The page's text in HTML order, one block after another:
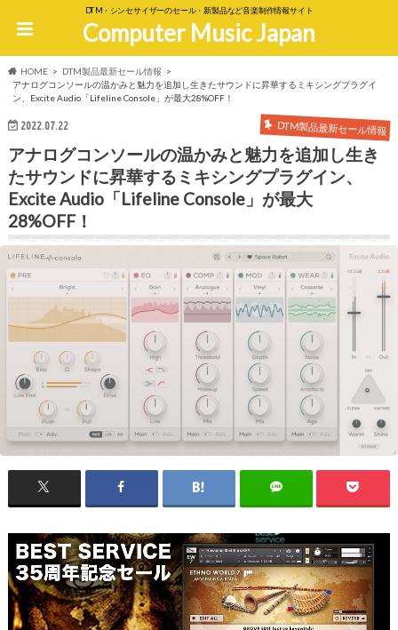
DTM・シンセサイザーのセール・新製品など音楽制作情報サイト
Computer Music Japan
HOME
DTM製品最新セール情報
アナログコンソールの温かみと魅力を追加し生きたサウンドに昇華するミキシングプラグイ
ン、Excite Audio「Lifeline Console」が最大28%OFF！
2022.07.22 DTM製品最新セール情報
アナログコンソールの温かみと魅力を追加し生き
たサウンドに昇華するミキシングプラグイン、
Excite Audio「Lifeline Console」が最大
28%OFF！